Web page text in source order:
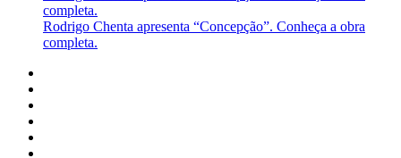
completa.
Rodrigo Chenta apresenta “Concepção”. Conheça a obra
completa.